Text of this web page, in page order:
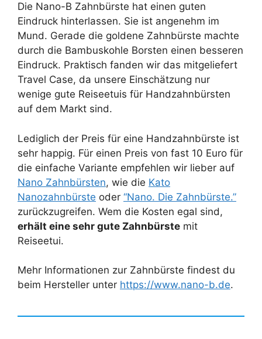
Die Nano-B Zahnbürste hat einen guten
Eindruck hinterlassen. Sie ist angenehm im
Mund. Gerade die goldene Zahnbürste machte
durch die Bambuskohle Borsten einen besseren
Eindruck. Praktisch fanden wir das mitgeliefert
Travel Case, da unsere Einschätzung nur
wenige gute Reiseetuis für Handzahnbürsten
auf dem Markt sind.
Lediglich der Preis für eine Handzahnbürste ist
sehr happig. Für einen Preis von fast 10 Euro für
die einfache Variante empfehlen wir lieber auf
Nano Zahnbürsten, wie die Kato
Nanozahnbürste oder “Nano. Die Zahnbürste.”
zurückzugreifen. Wem die Kosten egal sind,
erhält eine sehr gute Zahnbürste mit
Reiseetui.
Mehr Informationen zur Zahnbürste findest du
beim Hersteller unter https://www.nano-b.de.